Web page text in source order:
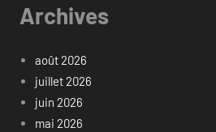
Archives
août 2026
juillet 2026
juin 2026
mai 2026